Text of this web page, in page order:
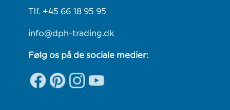
Tlf. +45 66 18 95 95
info@dph-trading.dk
Følg os på de sociale medier: